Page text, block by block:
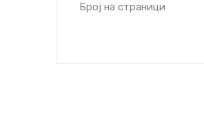
Број на страници